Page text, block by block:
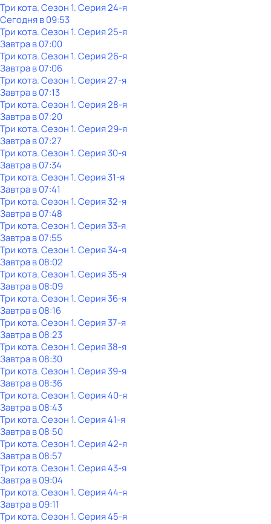
Три кота. Сезон 1. Серия 24-я
Сегодня в 09:53
Три кота. Сезон 1. Серия 25-я
Завтра в 07:00
Три кота. Сезон 1. Серия 26-я
Завтра в 07:06
Три кота. Сезон 1. Серия 27-я
Завтра в 07:13
Три кота. Сезон 1. Серия 28-я
Завтра в 07:20
Три кота. Сезон 1. Серия 29-я
Завтра в 07:27
Три кота. Сезон 1. Серия 30-я
Завтра в 07:34
Три кота. Сезон 1. Серия 31-я
Завтра в 07:41
Три кота. Сезон 1. Серия 32-я
Завтра в 07:48
Три кота. Сезон 1. Серия 33-я
Завтра в 07:55
Три кота. Сезон 1. Серия 34-я
Завтра в 08:02
Три кота. Сезон 1. Серия 35-я
Завтра в 08:09
Три кота. Сезон 1. Серия 36-я
Завтра в 08:16
Три кота. Сезон 1. Серия 37-я
Завтра в 08:23
Три кота. Сезон 1. Серия 38-я
Завтра в 08:30
Три кота. Сезон 1. Серия 39-я
Завтра в 08:36
Три кота. Сезон 1. Серия 40-я
Завтра в 08:43
Три кота. Сезон 1. Серия 41-я
Завтра в 08:50
Три кота. Сезон 1. Серия 42-я
Завтра в 08:57
Три кота. Сезон 1. Серия 43-я
Завтра в 09:04
Три кота. Сезон 1. Серия 44-я
Завтра в 09:11
Три кота. Сезон 1. Серия 45-я